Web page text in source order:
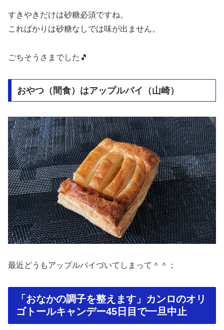
すきやきだけは砂糖必須ですね。
こればかりは砂糖なしでは味が出ません。
ごちそうさまでした🎵
おやつ（間食）はアップルパイ（山崎）
最近どうもアップルパイづいてしまって＾＾；
「おなかの調子を整えます」カンロのオリ
ゴトールキャンデー45日目で一旦中止